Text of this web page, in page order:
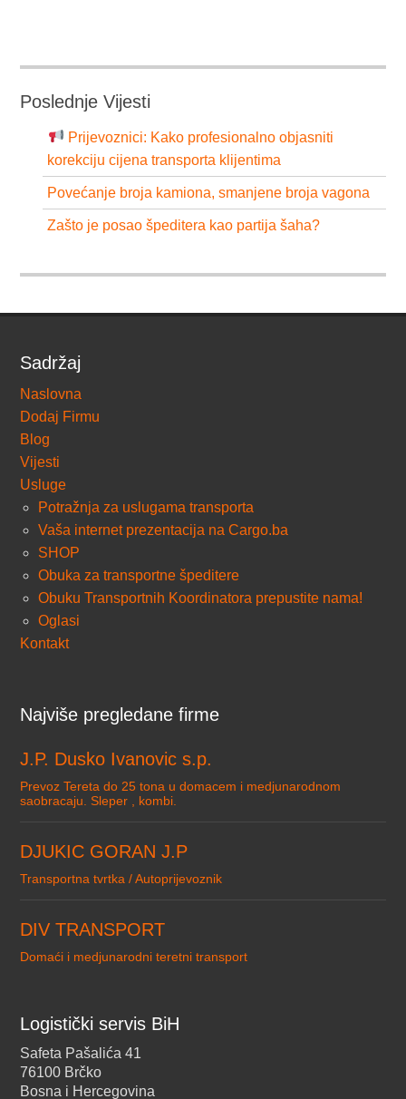
Poslednje Vijesti
Prijevoznici: Kako profesionalno objasniti
korekciju cijena transporta klijentima
Povećanje broja kamiona, smanjene broja vagona
Zašto je posao špeditera kao partija šaha?
Sadržaj
Naslovna
Dodaj Firmu
Blog
Vijesti
Usluge
Potražnja za uslugama transporta
Vaša internet prezentacija na Cargo.ba
SHOP
Obuka za transportne špeditere
Obuku Transportnih Koordinatora prepustite nama!
Oglasi
Kontakt
Najviše pregledane firme
J.P. Dusko Ivanovic s.p.
Prevoz Tereta do 25 tona u domacem i medjunarodnom
saobracaju. Sleper , kombi.
DJUKIC GORAN J.P
Transportna tvrtka / Autoprijevoznik
DIV TRANSPORT
Domaći i medjunarodni teretni transport
Logistički servis BiH
Safeta Pašalića 41
76100 Brčko
Bosna i Hercegovina